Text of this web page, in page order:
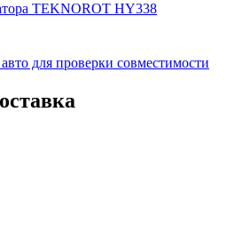
TEKNOROT HY338
для проверки совместимости